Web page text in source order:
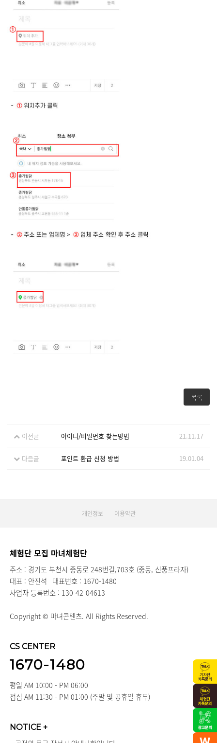
목록
이전글 아이디/비밀번호 찾는방법 21.11.17
다음글 포인트 환급 신청 방법 19.01.04
개인정보 이용약관
체험단 모집 마녀체험단
주소 : 경기도 부천시 중동로 248번길,703호 (중동, 신풍프라자)
대표 : 안진석 대표번호 : 1670-1480
사업자 등록번호 : 130-42-04613
Copyright © 마녀콘텐츠. All Rights Reserved.
CS CENTER
1670-1480
평일 AM 10:00 - PM 06:00
점심 AM 11:30 - PM 01:00 (주말 및 공휴일 휴무)
NOTICE +